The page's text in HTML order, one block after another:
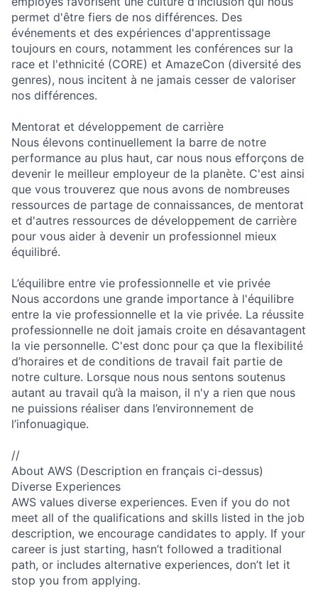
permet d'être fiers de nos différences. Des
événements et des expériences d'apprentissage
toujours en cours, notamment les conférences sur la
race et l'ethnicité (CORE) et AmazeCon (diversité des
genres), nous incitent à ne jamais cesser de valoriser
nos différences.
Mentorat et développement de carrière
Nous élevons continuellement la barre de notre
performance au plus haut, car nous nous efforçons de
devenir le meilleur employeur de la planète. C'est ainsi
que vous trouverez que nous avons de nombreuses
ressources de partage de connaissances, de mentorat
et d'autres ressources de développement de carrière
pour vous aider à devenir un professionnel mieux
équilibré.
L’équilibre entre vie professionnelle et vie privée
Nous accordons une grande importance à l'équilibre
entre la vie professionnelle et la vie privée. La réussite
professionnelle ne doit jamais croite en désavantagent
la vie personnelle. C'est donc pour ça que la flexibilité
d’horaires et de conditions de travail fait partie de
notre culture. Lorsque nous nous sentons soutenus
autant au travail qu’à la maison, il n'y a rien que nous
ne puissions réaliser dans l’environnement de
l’infonuagique.
//
About AWS (Description en français ci-dessus)
Diverse Experiences
AWS values diverse experiences. Even if you do not
meet all of the qualifications and skills listed in the job
description, we encourage candidates to apply. If your
career is just starting, hasn’t followed a traditional
path, or includes alternative experiences, don’t let it
stop you from applying.